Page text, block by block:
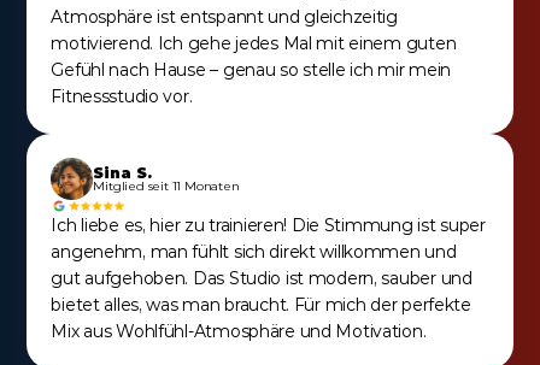
Atmosphäre ist entspannt und gleichzeitig
motivierend. Ich gehe jedes Mal mit einem guten
Gefühl nach Hause – genau so stelle ich mir mein
Fitnessstudio vor.
Sina S.
Mitglied seit 11 Monaten
Ich liebe es, hier zu trainieren! Die Stimmung ist super
angenehm, man fühlt sich direkt willkommen und
gut aufgehoben. Das Studio ist modern, sauber und
bietet alles, was man braucht. Für mich der perfekte
Mix aus Wohlfühl-Atmosphäre und Motivation.